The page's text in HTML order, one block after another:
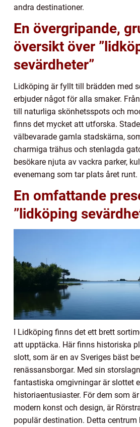
andra destinationer.
En övergripande,
översikt över
sevärdheter”
Lidköping är fyllt till brädden med
erbjuder något för alla smaker.
till naturliga skönhetsspots och
finns det mycket att utforska.
välbevarade gamla stadskärna,
charmiga trähus och stenlagda
besökare njuta av vackra parker,
evenemang som tar plats året runt.
En omfattande
”lidköping
I Lidköping finns det ett brett
att upptäcka. Här finns historiska
slott, som är en av Sveriges bäst
renässansborgar. Med sin
fantastiska omgivningar är slottet
historiaentusiaster. För dem som
modern konst och design, är
populär destination. Detta centrum